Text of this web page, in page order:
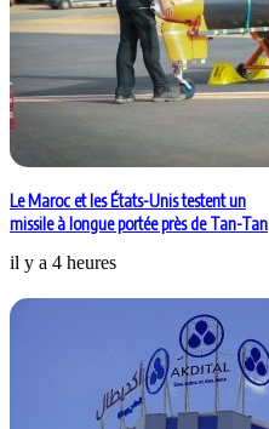
Le Maroc et les États-Unis testent un
missile à longue portée près de Tan-Tan
il y a 4 heures